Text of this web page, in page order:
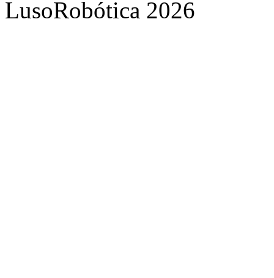
LusoRobótica 2026